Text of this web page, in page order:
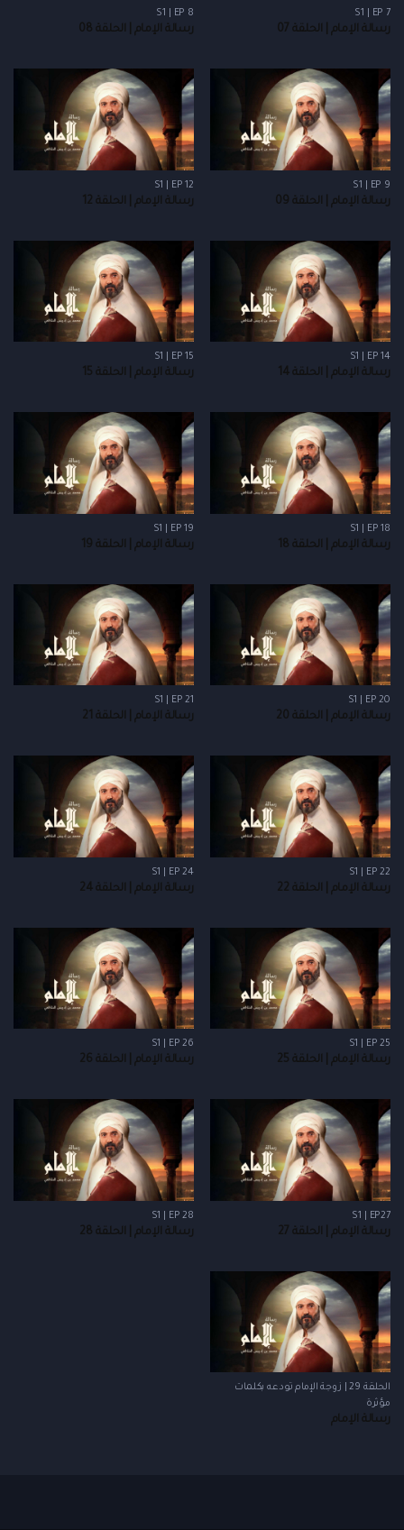
S1 | EP 7
رسالة الإمام | الحلقة 07
S1 | EP 8
رسالة الإمام | الحلقة 08
S1 | EP 9
رسالة الإمام | الحلقة 09
S1 | EP 12
رسالة الإمام | الحلقة 12
S1 | EP 14
رسالة الإمام | الحلقة 14
S1 | EP 15
رسالة الإمام | الحلقة 15
S1 | EP 18
رسالة الإمام | الحلقة 18
S1 | EP 19
رسالة الإمام | الحلقة 19
S1 | EP 20
رسالة الإمام | الحلقة 20
S1 | EP 21
رسالة الإمام | الحلقة 21
S1 | EP 22
رسالة الإمام | الحلقة 22
S1 | EP 24
رسالة الإمام | الحلقة 24
S1 | EP 25
رسالة الإمام | الحلقة 25
S1 | EP 26
رسالة الإمام | الحلقة 26
S1 | EP27
رسالة الإمام | الحلقة 27
S1 | EP 28
رسالة الإمام | الحلقة 28
الحلقة 29 | زوجة الإمام تودعه بكلمات
مؤثرة
رسالة الإمام